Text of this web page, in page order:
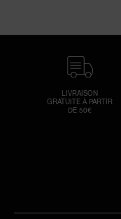
LIVRAISON
GRATUITE À PARTIR
DE 50€